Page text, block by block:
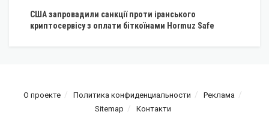
США запровадили санкції проти іранського
криптосервісу з оплати біткоїнами Hormuz Safe
О проекте Политика конфиденциальности
Реклама
Sitemap
Контакти